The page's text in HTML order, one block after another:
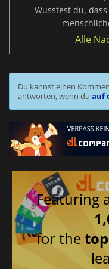
Wusstest du,
Alle
Du kannst einen
antworten, wenn du auf
Featuring
for the